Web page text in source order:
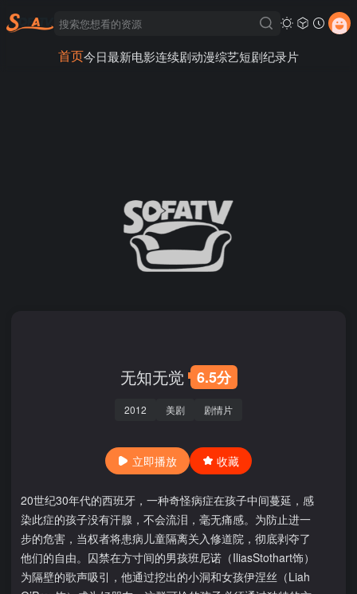
首页今日最新电影连续剧动漫综艺短剧纪录片
无知无觉 6.5分
2012 美剧 剧情片
立即播放 收藏
20世纪30年代的西班牙，一种奇怪病症在孩子中间蔓延，感
染此症的孩子没有汗腺，不会流泪，毫无痛感。为防止进一
步的危害，当权者将患病儿童隔离关入修道院，彻底剥夺了
他们的自由。囚禁在方寸间的男孩班尼诺（IliasStothart饰）
为隔壁的歌声吸引，他通过挖出的小洞和女孩伊涅丝（Liah